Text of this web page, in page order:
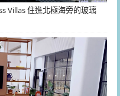
Villas 住進北極海旁的玻璃